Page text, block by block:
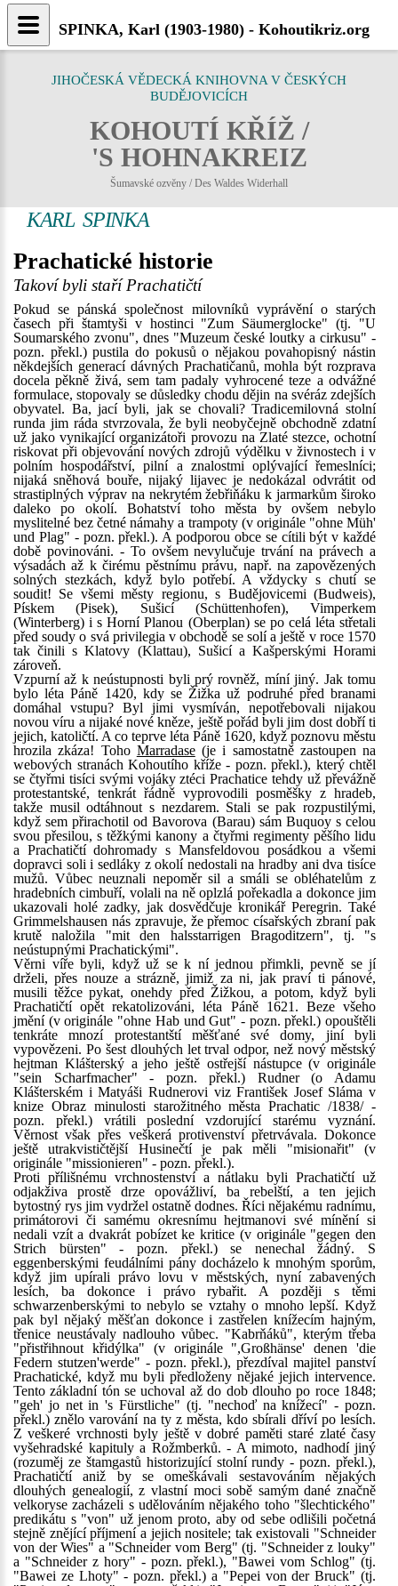
JIHOČESKÁ VĚDECKÁ KNIHOVNA V ČESKÝCH
BUDĚJOVICÍCH
KOHOUTÍ KŘÍŽ /
'S HOHNAKREIZ
Šumavské ozvěny / Des Waldes Widerhall
KARL SPINKA
Prachatické historie
Takoví byli staří Prachatičtí
Pokud se pánská společnost milovníků vyprávění o starých
časech při štamtyši v hostinci "Zum Säumerglocke" (tj. "U
Soumarského zvonu", dnes "Muzeum české loutky a cirkusu" -
pozn. překl.) pustila do pokusů o nějakou povahopisný nástin
někdejších generací dávných Prachatičanů, mohla být rozprava
docela pěkně živá, sem tam padaly vyhrocené teze a odvážné
formulace, stopovaly se důsledky chodu dějin na svéráz zdejších
obyvatel. Ba, jací byli, jak se chovali? Tradicemilovná stolní
runda jim ráda stvrzovala, že byli neobyčejně obchodně zdatní
už jako vynikající organizátoři provozu na Zlaté stezce, ochotní
riskovat při objevování nových zdrojů výdělku v živnostech i v
polním hospodářství, pilní a znalostmi oplývající řemeslníci;
nijaká sněhová bouře, nijaký lijavec je nedokázal odvrátit od
strastiplných výprav na nekrytém žebřiňáku k jarmarkům široko
daleko po okolí. Bohatství toho města by ovšem nebylo
myslitelné bez četné námahy a trampoty (v originále "ohne Müh'
und Plag" - pozn. překl.). A podporou obce se cítili být v každé
době povinováni. - To ovšem nevylučuje trvání na právech a
výsadách až k čirému pěstnímu právu, např. na zapovězených
solných stezkách, když bylo potřebí. A vždycky s chutí se
soudit! Se všemi městy regionu, s Budějovicemi (Budweis),
Pískem (Pisek), Sušicí (Schüttenhofen), Vimperkem
(Winterberg) i s Horní Planou (Oberplan) se po celá léta střetali
před soudy o svá privilegia v obchodě se solí a ještě v roce 1570
tak činili s Klatovy (Klattau), Sušicí a Kašperskými Horami
zároveň.
Vzpurní až k neústupnosti byli prý rovněž, míní jiný. Jak tomu
bylo léta Páně 1420, kdy se Žižka už podruhé před branami
domáhal vstupu? Byl jimi vysmíván, nepotřebovali nijakou
novou víru a nijaké nové kněze, ještě pořád byli jim dost dobří ti
jejich, katoličtí. A co teprve léta Páně 1620, když poznovu městu
hrozila zkáza! Toho Marradase(je i samostatně zastoupen na
webových stranách Kohoutího kříže - pozn. překl.), který chtěl
se čtyřmi tisíci svými vojáky ztéci Prachatice tehdy už převážně
protestantské, tenkrát řádně vyprovodili posměšky z hradeb,
takže musil odtáhnout s nezdarem. Stali se pak rozpustilými,
když sem přirachotil od Bavorova (Barau) sám Buquoy s celou
svou přesilou, s těžkými kanony a čtyřmi regimenty pěšího lidu
a Prachatičtí dohromady s Mansfeldovou posádkou a všemi
dopravci soli i sedláky z okolí nedostali na hradby ani dva tisíce
mužů. Vůbec neuznali nepoměr sil a smáli se obléhatelům z
hradebních cimbuří, volali na ně oplzlá pořekadla a dokonce jim
ukazovali holé zadky, jak dosvědčuje kronikář Peregrin. Také
Grimmelshausen nás zpravuje, že přemoc císařských zbraní pak
krutě naložila "mit den halsstarrigen Bragoditzern", tj. "s
neústupnými Prachatickými".
Věrni víře byli, když už se k ní jednou přimkli, pevně se jí
drželi, přes nouze a strázně, jimiž za ni, jak praví ti pánové,
musili těžce pykat, onehdy před Žižkou, a potom, když byli
Prachatičtí opět rekatolizováni, léta Páně 1621. Beze všeho
jmění (v originále "ohne Hab und Gut" - pozn. překl.) opouštěli
tenkráte mnozí protestantští měšťané své domy, jiní byli
vypovězeni. Po šest dlouhých let trval odpor, než nový městský
hejtman Klášterský a jeho ještě ostřejší nástupce (v originále
"sein Scharfmacher" - pozn. překl.) Rudner (o Adamu
Klášterském i Matyáši Rudnerovi viz František Josef Sláma v
knize Obraz minulosti starožitného města Prachatic /1838/ -
pozn. překl.) vrátili poslední vzdorující starému vyznání.
Věrnost však přes veškerá protivenství přetrvávala. Dokonce
ještě utrakvističtější Husinečtí je pak měli "misionařit" (v
originále "missionieren" - pozn. překl.).
Proti přílišnému vrchnostenství a nátlaku byli Prachatičtí už
odjakživa prostě drze opovážliví, ba rebelští, a ten jejich
bytostný rys jim vydržel ostatně dodnes. Říci nějakému radnímu,
primátorovi či samému okresnímu hejtmanovi své mínění si
nedali vzít a dvakrát pobízet ke kritice (v originále "gegen den
Strich bürsten" - pozn. překl.) se nenechal žádný. S
eggenberskými feudálními pány docházelo k mnohým sporům,
když jim upírali právo lovu v městských, nyní zabavených
lesích, ba dokonce i právo rybařit. A později s těmi
schwarzenberskými to nebylo se vztahy o mnoho lepší. Když
pak byl nějaký měšťan dokonce i zastřelen knížecím hajným,
třenice neustávaly nadlouho vůbec. "Kabrňáků", kterým třeba
"přistřihnout křidýlka" (v originále ",Großhänse' denen 'die
Federn stutzen'werde" - pozn. překl.), přezdíval majitel panství
Prachatické, když mu byli předloženy nějaké jejich intervence.
Tento základní tón se uchoval až do dob dlouho po roce 1848;
"geh' jo net in 's Fürstliche" (tj. "nechoď na knížecí" - pozn.
překl.) znělo varování na ty z města, kdo sbírali dříví po lesích.
Z veškeré vrchnosti byly ještě v dobré paměti staré zlaté časy
vyšehradské kapituly a Rožmberků. - A mimoto, nadhodí jiný
(rozuměj ze štamgastů historizující stolní rundy - pozn. překl.),
Prachatičtí aniž by se omeškávali sestavováním nějakých
dlouhých genealogií, z vlastní moci sobě samým dané značně
velkoryse zacházeli s udělováním nějakého toho "šlechtického"
predikátu s "von" už jenom proto, aby od sebe odlišili početná
stejně znějící příjmení a jejich nositele; tak existovali "Schneider
von der Wies" a "Schneider vom Berg" (tj. "Schneider z louky"
a "Schneider z hory" - pozn. překl.), "Bawei vom Schlog" (tj.
"Bawei ze Lhoty" - pozn. překl.) a "Pepei von der Bruck" (tj.
SPINKA, Karl (1903-1980) - Kohoutikriz.org